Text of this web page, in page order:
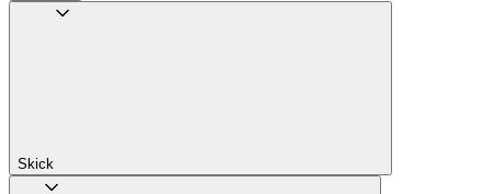
Skick